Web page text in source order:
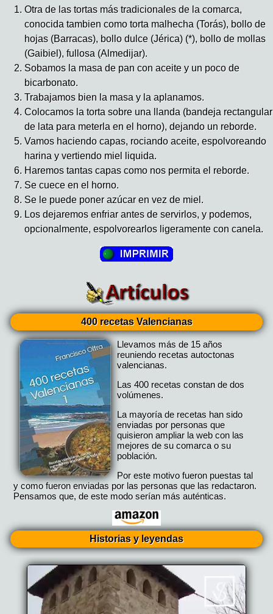
Otra de las tortas más tradicionales de la comarca,
conocida tambien como torta malhecha (Torás), bollo de
hojas (Barracas), bollo dulce (Jérica) (*), bollo de mollas
(Gaibiel), fullosa (Almedijar).
Sobamos la masa de pan con aceite y un poco de
bicarbonato.
Trabajamos bien la masa y la aplanamos.
Colocamos la torta sobre una llanda (bandeja rectangular
de lata para meterla en el horno), dejando un reborde.
Vamos haciendo capas, rociando aceite, espolvoreando
harina y vertiendo miel liquida.
Haremos tantas capas como nos permita el reborde.
Se cuece en el horno.
Se le puede poner azúcar en vez de miel.
Los dejaremos enfriar antes de servirlos, y podemos,
opcionalmente, espolvorearlos ligeramente con canela.
400 recetas Valencianas
Llevamos más de 15 años
reuniendo recetas autoctonas
valencianas.
Las 400 recetas constan de dos
volúmenes.
La mayoría de recetas han sido
enviadas por personas que
quisieron ampliar la web con las
mejores de su comarca o su
población.
Por este motivo fueron puestas tal
y como fueron enviadas por las personas que las redactaron.
Pensamos que, de este modo serían más auténticas.
Historias y leyendas